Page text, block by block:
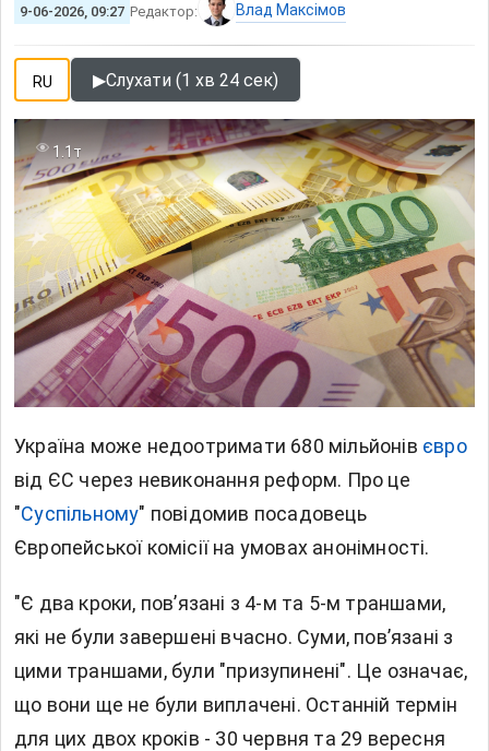
9-06-2026, 09:27 Редактор: Влад Максімов
RU ▶Слухати (1 хв 24 сек)
1.1т
Україна може недоотримати 680 мільйонів євро
від ЄС через невиконання реформ. Про це
"Суспільному" повідомив посадовець
Європейської комісії на умовах анонімності.
"Є два кроки, пов’язані з 4-м та 5-м траншами,
які не були завершені вчасно. Суми, пов’язані з
цими траншами, були "призупинені". Це означає,
що вони ще не були виплачені. Останній термін
для цих двох кроків - 30 червня та 29 вересня